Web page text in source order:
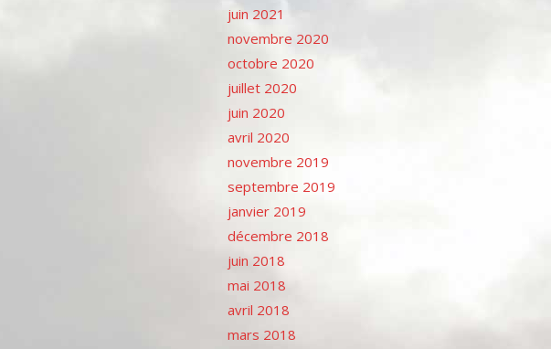
juin 2021
novembre 2020
octobre 2020
juillet 2020
juin 2020
avril 2020
novembre 2019
septembre 2019
janvier 2019
décembre 2018
juin 2018
mai 2018
avril 2018
mars 2018